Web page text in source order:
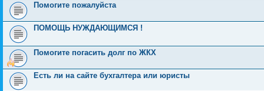
Помогите пожалуйста
ПОМОЩЬ НУЖДАЮЩИМСЯ !
Помогите погасить долг по ЖКХ
Есть ли на сайте бухгалтера или юристы